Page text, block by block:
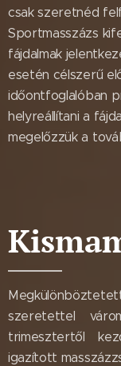
csak szeretnéd
Sportmasszázs
fájdalmak
esetén célszerű
időontfoglalóban
helyreállítani a
megelőzzük a
szeretettel
trimesztertől
igazított